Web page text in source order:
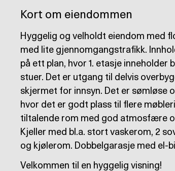
Kort om eiendommen
Hyggelig og velholdt eiendom med
med lite gjennomgangstrafikk.
på ett plan, hvor 1. etasje
stuer. Det er utgang til delvis
skjermet for innsyn. Det er sømløse
hvor det er godt plass til flere
tiltalende rom med god atmosfære
Kjeller med bl.a. stort vaskerom, 2
og kjølerom. Dobbelgarasje med el-
Velkommen til en hyggelig visning!